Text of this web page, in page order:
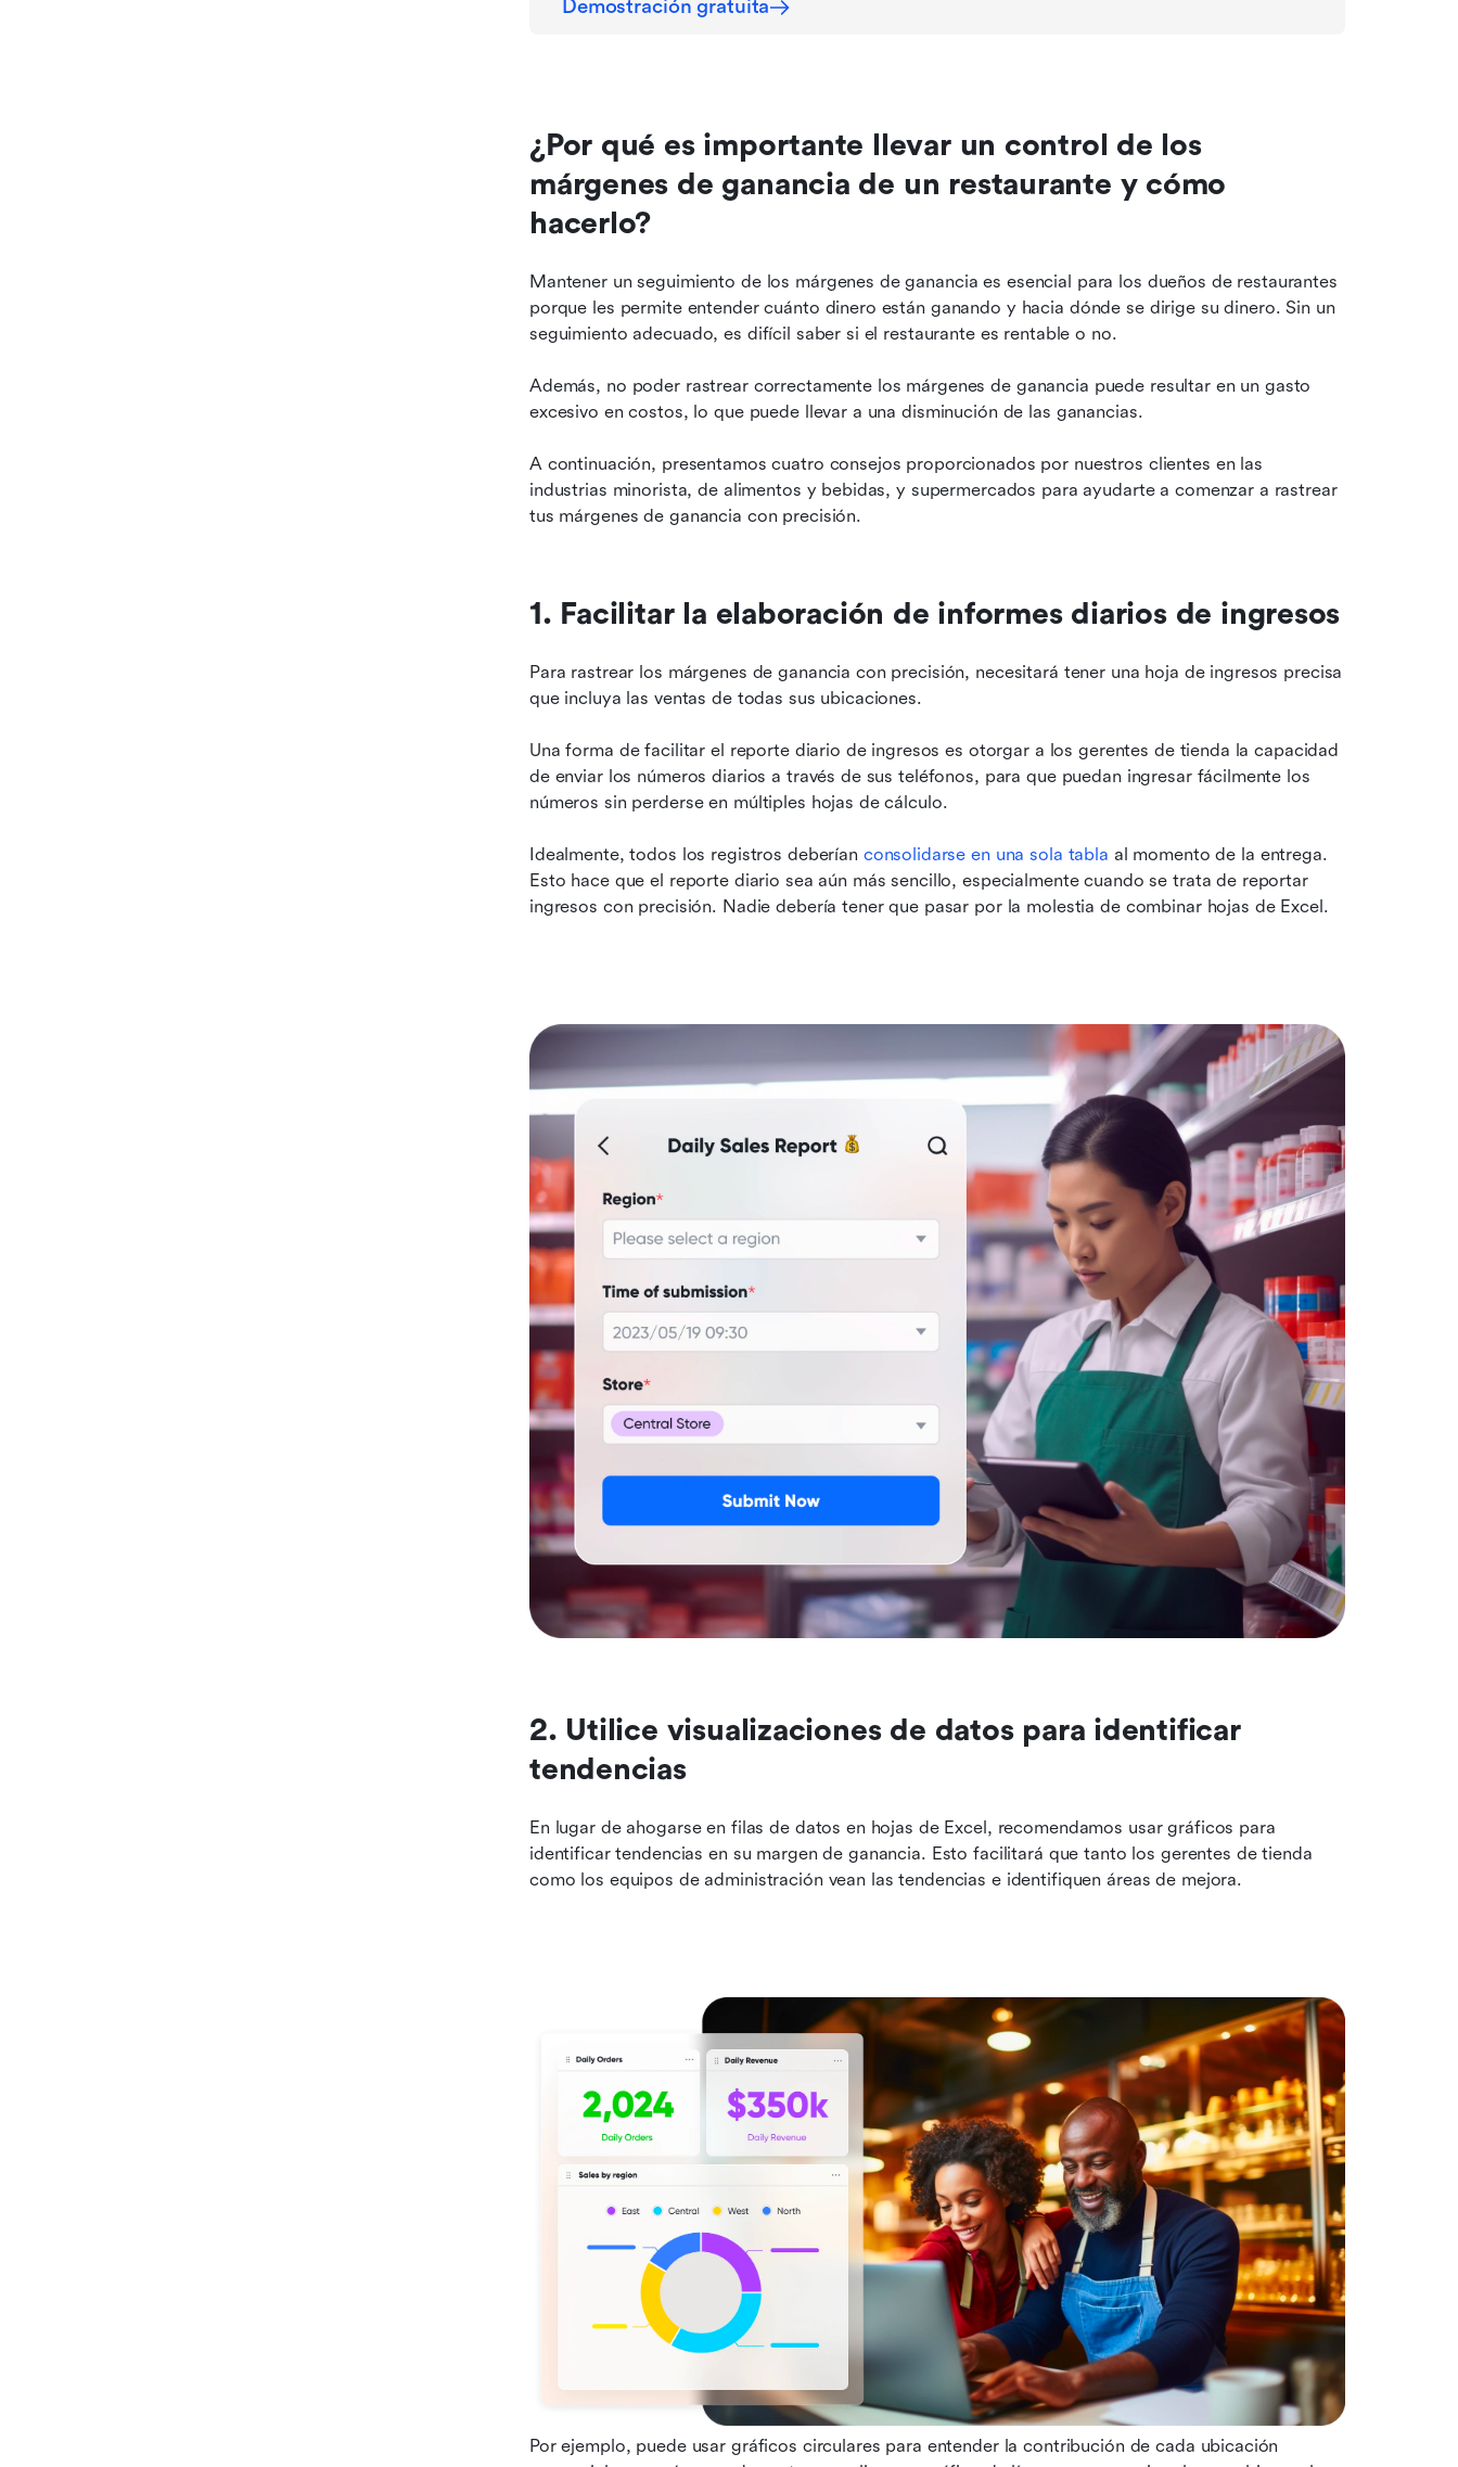
Demostración gratuita
¿Por qué es importante llevar un control de los
márgenes de ganancia de un restaurante y cómo
hacerlo?
Mantener un seguimiento de los márgenes de ganancia es esencial para los dueños de restaurantes
porque les permite entender cuánto dinero están ganando y hacia dónde se dirige su dinero. Sin un
seguimiento adecuado, es difícil saber si el restaurante es rentable o no.
Además, no poder rastrear correctamente los márgenes de ganancia puede resultar en un gasto
excesivo en costos, lo que puede llevar a una disminución de las ganancias.
A continuación, presentamos cuatro consejos proporcionados por nuestros clientes en las
industrias minorista, de alimentos y bebidas, y supermercados para ayudarte a comenzar a rastrear
tus márgenes de ganancia con precisión.
1. Facilitar la elaboración de informes diarios de ingresos
Para rastrear los márgenes de ganancia con precisión, necesitará tener una hoja de ingresos precisa
que incluya las ventas de todas sus ubicaciones.
Una forma de facilitar el reporte diario de ingresos es otorgar a los gerentes de tienda la capacidad
de enviar los números diarios a través de sus teléfonos, para que puedan ingresar fácilmente los
números sin perderse en múltiples hojas de cálculo.
Idealmente, todos los registros deberían consolidarse en una sola tabla al momento de la entrega.
Esto hace que el reporte diario sea aún más sencillo, especialmente cuando se trata de reportar
ingresos con precisión. Nadie debería tener que pasar por la molestia de combinar hojas de Excel.
2. Utilice visualizaciones de datos para identificar
tendencias
En lugar de ahogarse en filas de datos en hojas de Excel, recomendamos usar gráficos para
identificar tendencias en su margen de ganancia. Esto facilitará que tanto los gerentes de tienda
como los equipos de administración vean las tendencias e identifiquen áreas de mejora.
Por ejemplo, puede usar gráficos circulares para entender la contribución de cada ubicación